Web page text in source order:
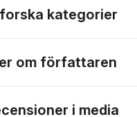
kategorier
om författaren
i media